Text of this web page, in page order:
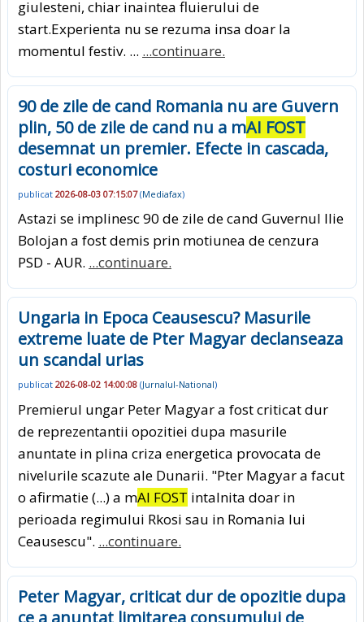
giulesteni, chiar inaintea fluierului de
start.Experienta nu se rezuma insa doar la
momentul festiv. ... ...continuare.
90 de zile de cand Romania nu are Guvern
plin, 50 de zile de cand nu a mAI FOST
desemnat un premier. Efecte in cascada,
costuri economice
publicat 2026-08-03 07:15:07(Mediafax)
Astazi se implinesc 90 de zile de cand Guvernul Ilie
Bolojan a fost demis prin motiunea de cenzura
PSD - AUR. ...continuare.
Ungaria in Epoca Ceausescu? Masurile
extreme luate de Pter Magyar declanseaza
un scandal urias
publicat 2026-08-02 14:00:08 (Jurnalul-National)
Premierul ungar Peter Magyar a fost criticat dur
de reprezentantii opozitiei dupa masurile
anuntate in plina criza energetica provocata de
nivelurile scazute ale Dunarii. "Pter Magyar a facut
o afirmatie (...) a mAI FOST intalnita doar in
perioada regimului Rkosi sau in Romania lui
Ceausescu". ...continuare.
Peter Magyar, criticat dur de opozitie dupa
ce a anuntat limitarea consumului de